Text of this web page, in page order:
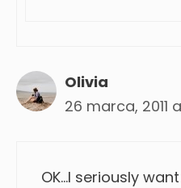
Olivia
26 marca, 2011
OK…I seriously